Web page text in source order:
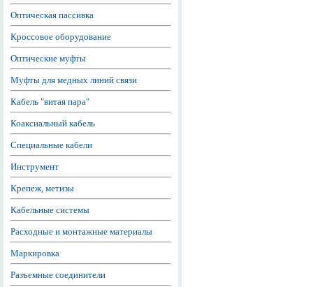
Оптическая пассивка
Кроссовое оборудование
Оптические муфты
Муфты для медных линий связи
Кабель "витая пара"
Коаксиальный кабель
Специальные кабели
Инструмент
Крепеж, метизы
Кабельные системы
Расходные и монтажные материалы
Маркировка
Разъемные соединители